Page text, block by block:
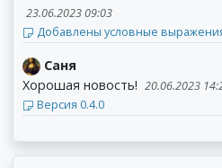
23.06.2023 09:03
Добавлены условные
Саня
Хорошая новость! 20.06.2023
Версия 0.4.0